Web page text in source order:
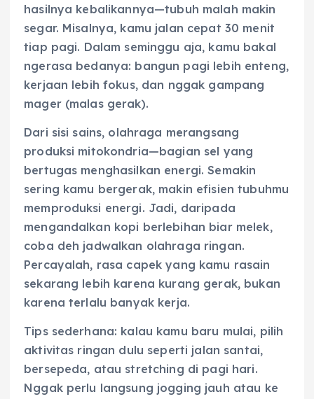
hasilnya kebalikannya—tubuh malah makin
segar. Misalnya, kamu jalan cepat 30 menit
tiap pagi. Dalam seminggu aja, kamu bakal
ngerasa bedanya: bangun pagi lebih enteng,
kerjaan lebih fokus, dan nggak gampang
mager (malas gerak).
Dari sisi sains, olahraga merangsang
produksi mitokondria—bagian sel yang
bertugas menghasilkan energi. Semakin
sering kamu bergerak, makin efisien tubuhmu
memproduksi energi. Jadi, daripada
mengandalkan kopi berlebihan biar melek,
coba deh jadwalkan olahraga ringan.
Percayalah, rasa capek yang kamu rasain
sekarang lebih karena kurang gerak, bukan
karena terlalu banyak kerja.
Tips sederhana: kalau kamu baru mulai, pilih
aktivitas ringan dulu seperti jalan santai,
bersepeda, atau stretching di pagi hari.
Nggak perlu langsung jogging jauh atau ke